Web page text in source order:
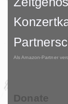
Als Amazon-Partner
Donate